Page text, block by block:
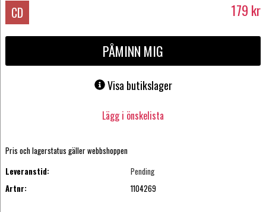
CD 179 kr
PÅMINN MIG
Visa butikslager
Lägg i önskelista
Pris och lagerstatus gäller webbshoppen
Leveranstid:
Pending
Artnr:
1104269